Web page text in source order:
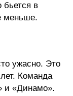
бьется в
меньше.
ужасно. Это
Команда
и «Динамо».